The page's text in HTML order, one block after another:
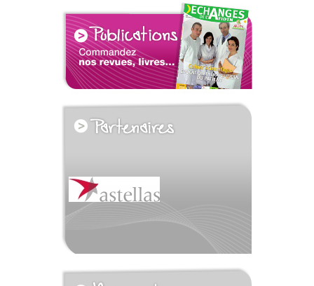
voir tous les partenaires